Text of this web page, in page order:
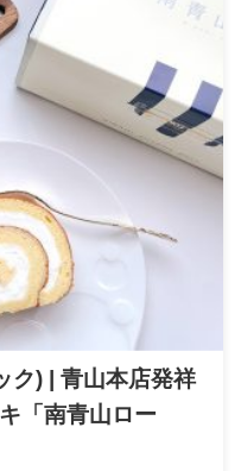
ク) | 青山本店発祥
「南青山ロー